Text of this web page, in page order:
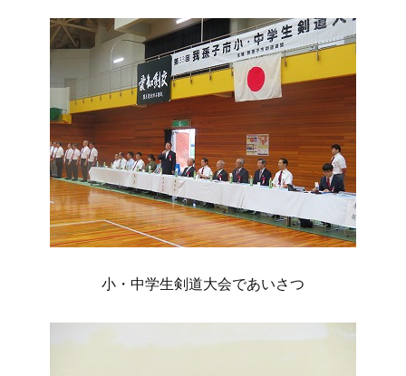
小・中学生剣道大会であいさつ